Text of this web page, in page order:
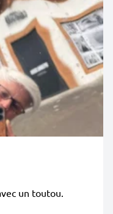
un toutou.